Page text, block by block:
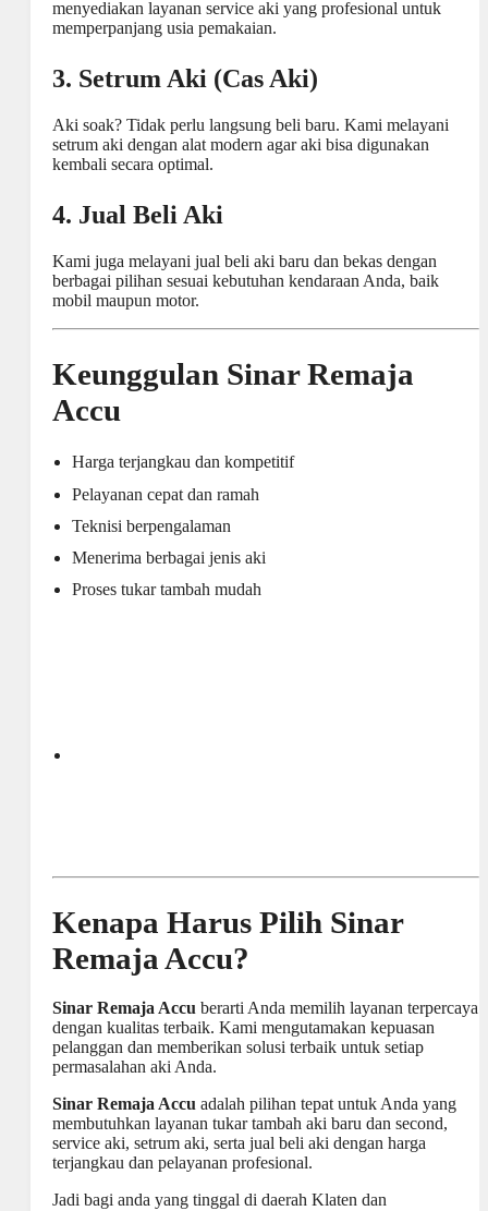
menyediakan layanan service aki yang profesional untuk
memperpanjang usia pemakaian.
3. Setrum Aki (Cas Aki)
Aki soak? Tidak perlu langsung beli baru. Kami melayani
setrum aki dengan alat modern agar aki bisa digunakan
kembali secara optimal.
4. Jual Beli Aki
Kami juga melayani jual beli aki baru dan bekas dengan
berbagai pilihan sesuai kebutuhan kendaraan Anda, baik
mobil maupun motor.
Keunggulan Sinar Remaja
Accu
Harga terjangkau dan kompetitif
Pelayanan cepat dan ramah
Teknisi berpengalaman
Menerima berbagai jenis aki
Proses tukar tambah mudah
Kenapa Harus Pilih Sinar
Remaja Accu?
Sinar Remaja Accu berarti Anda memilih layanan terpercaya
dengan kualitas terbaik. Kami mengutamakan kepuasan
pelanggan dan memberikan solusi terbaik untuk setiap
permasalahan aki Anda.
Sinar Remaja Accu adalah pilihan tepat untuk Anda yang
membutuhkan layanan tukar tambah aki baru dan second,
service aki, setrum aki, serta jual beli aki dengan harga
terjangkau dan pelayanan profesional.
Jadi bagi anda yang tinggal di daerah Klaten dan